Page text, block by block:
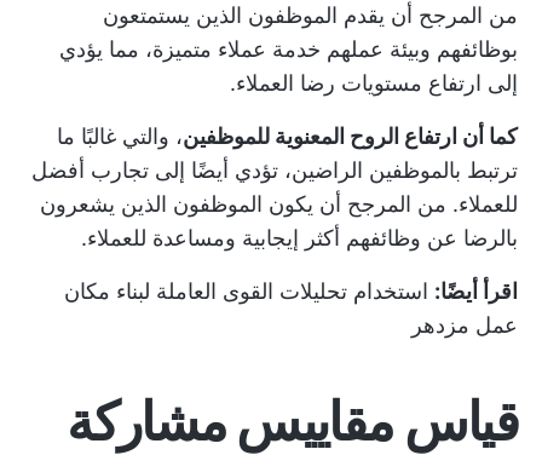
من المرجح أن يقدم الموظفون الذين يستمتعون
بوظائفهم وبيئة عملهم خدمة عملاء متميزة، مما يؤدي
إلى ارتفاع مستويات رضا العملاء.
كما أن ارتفاع الروح المعنوية للموظفين، والتي غالبًا ما
ترتبط بالموظفين الراضين، تؤدي أيضًا إلى تجارب أفضل
للعملاء. من المرجح أن يكون الموظفون الذين يشعرون
بالرضا عن وظائفهم أكثر إيجابية ومساعدة للعملاء.
اقرأ أيضًا: استخدام تحليلات القوى العاملة لبناء مكان
عمل مزدهر
قياس مقاييس مشاركة